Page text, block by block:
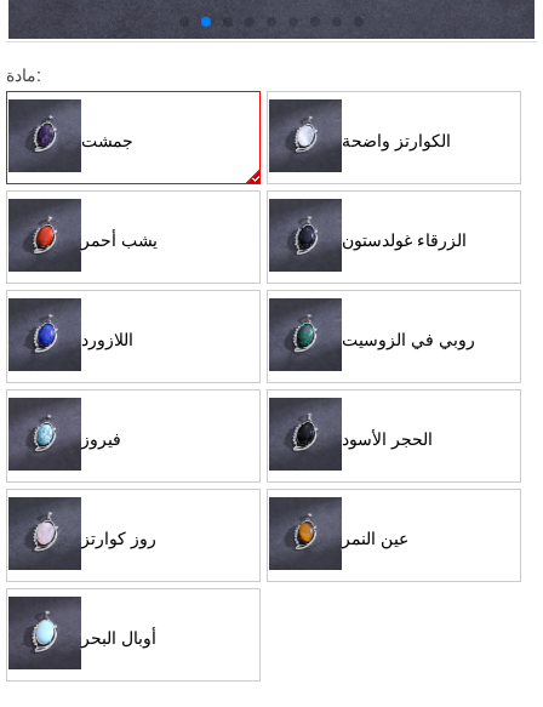
مادة:
جمشت الكوارتز واضحة
يشب أحمر الزرقاء غولدستون
اللازورد روبي في الزوسيت
فيروز الحجر الأسود
روز كوارتز عين النمر
أوبال البحر